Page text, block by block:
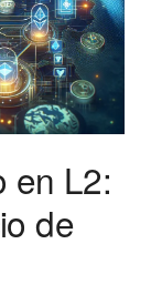
en L2:
de